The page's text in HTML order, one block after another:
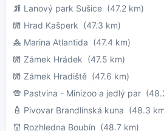
Lanový park Sušice (47.2 km)
Hrad Kašperk (47.3 km)
Marina Atlantida (47.4 km)
Zámek Hrádek (47.5 km)
Zámek Hradiště (47.6 km)
Pastvina - Minizoo a jedlý par
Pivovar Brandlínská kuna (48.3
Rozhledna Boubín (48.7 km)